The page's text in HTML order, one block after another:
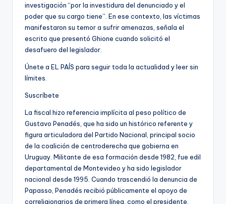
investigación “por la investidura del denunciado y el
poder que su cargo tiene”. En ese contexto, las víctimas
manifestaron su temor a sufrir amenazas, señala el
escrito que presentó Ghione cuando solicitó el
desafuero del legislador.
Únete a EL PAÍS para seguir toda la actualidad y leer sin
límites.
Suscríbete
La fiscal hizo referencia implícita al peso político de
Gustavo Penadés, que ha sido un histórico referente y
figura articuladora del Partido Nacional, principal socio
de la coalición de centroderecha que gobierna en
Uruguay. Militante de esa formación desde 1982, fue edil
departamental de Montevideo y ha sido legislador
nacional desde 1995. Cuando trascendió la denuncia de
Papasso, Penadés recibió públicamente el apoyo de
correligionarios de primera línea, como el presidente,